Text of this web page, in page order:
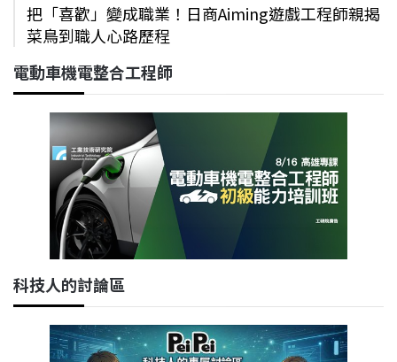
把「喜歡」變成職業！日商Aiming遊戲工程師親揭
菜鳥到職人心路歷程
電動車機電整合工程師
科技人的討論區